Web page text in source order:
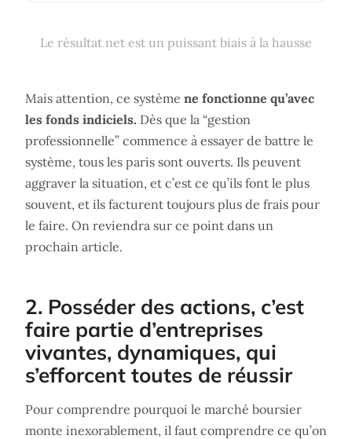
Le résultat net est un puissant biais à la hausse
Mais attention, ce système ne fonctionne qu’avec
les fonds indiciels. Dès que la “gestion
professionnelle” commence à essayer de battre le
système, tous les paris sont ouverts. Ils peuvent
aggraver la situation, et c’est ce qu’ils font le plus
souvent, et ils facturent toujours plus de frais pour
le faire. On reviendra sur ce point dans un
prochain article.
2. Posséder des actions, c’est
faire partie d’entreprises
vivantes, dynamiques, qui
s’efforcent toutes de réussir
Pour comprendre pourquoi le marché boursier
monte inexorablement, il faut comprendre ce qu’on